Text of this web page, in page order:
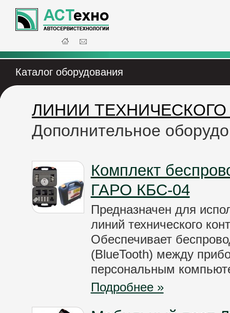
Каталог оборудования
ЛИНИИ
Дополнительное
Комплект
ГАРО КБС-04
Предназначен для
линий технического
Обеспечивает
(BlueTooth) между
персональным
Подробнее »